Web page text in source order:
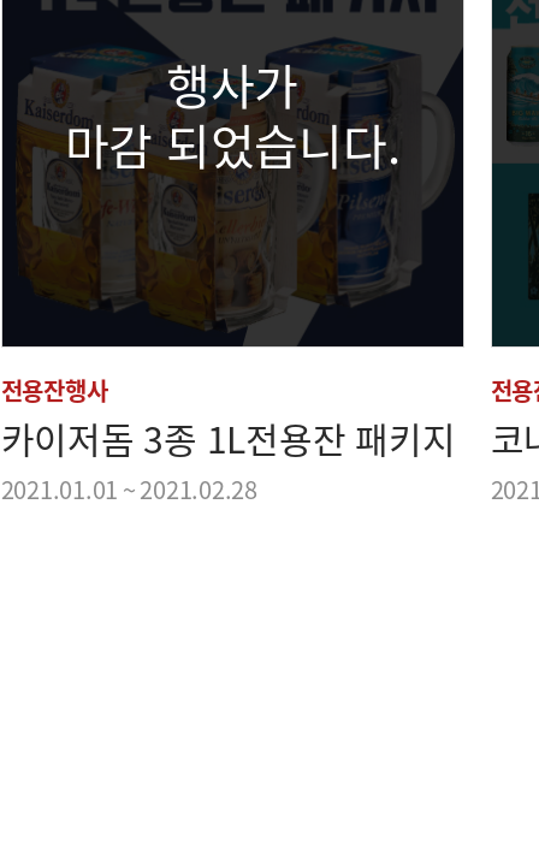
행사가
마감 되었습니다.
전용잔행사
카이저돔 3종 1L전용잔 패키지
2021.01.01 ~ 2021.02.28
전용
코